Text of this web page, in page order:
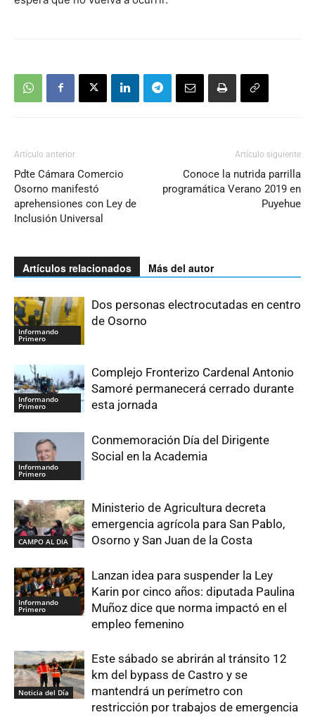
Artículo anterior
Pdte Cámara Comercio
Osorno manifestó
aprehensiones con Ley de
Inclusión Universal
Artículo siguiente
Conoce la nutrida parrilla
programática Verano 2019 en
Puyehue
Artículos relacionados Más del autor
Informando
Primero
Dos personas electrocutadas en centro
de Osorno
Informando
Primero
Complejo Fronterizo Cardenal Antonio
Samoré permanecerá cerrado durante
esta jornada
Informando
Primero
Conmemoración Día del Dirigente
Social en la Academia
CAMPO AL DIA
Ministerio de Agricultura decreta
emergencia agrícola para San Pablo,
Osorno y San Juan de la Costa
Informando
Primero
Lanzan idea para suspender la Ley
Karin por cinco años: diputada Paulina
Muñoz dice que norma impactó en el
empleo femenino
Noticia del Día
Este sábado se abrirán al tránsito 12
km del bypass de Castro y se
mantendrá un perímetro con
restricción por trabajos de emergencia